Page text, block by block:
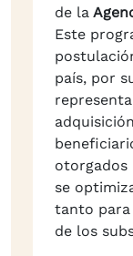
de la
Este
país, por
otorgados
se
tanto
de los